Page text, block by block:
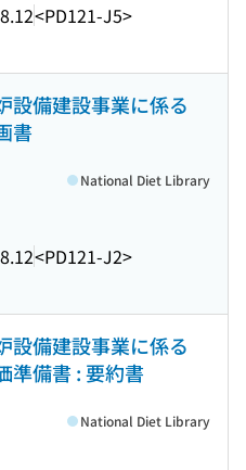
<PD121-J5>
設備建設事業に係る
書
<PD121-J2>
National Diet Library
設備建設事業に係る
準備書 : 要約書
National Diet Library